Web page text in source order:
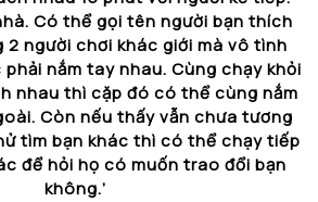
Có thể gọi tên người bạn thích
2 người chơi khác giới mà vô tình
nắm tay nhau. Cùng chạy khỏi
nhau thì cặp đó có thể cùng nắm
Còn nếu thấy vẫn chưa tương
tìm bạn khác thì có thể chạy tiếp
để hỏi họ có muốn trao đổi bạn
không.’